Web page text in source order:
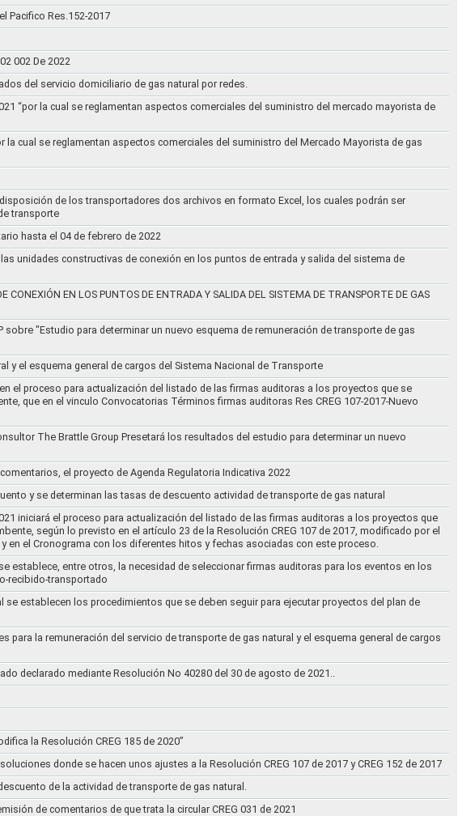
Pacifico Res.152-2017
002 De 2022
del servicio domiciliario de gas natural por redes.
“por la cual se reglamentan aspectos comerciales del suministro del mercado mayorista de
la cual se reglamentan aspectos comerciales del suministro del Mercado Mayorista de gas
de los transportadores dos archivos en formato Excel, los cuales podrán ser
transporte
hasta el 04 de febrero de 2022
unidades constructivas de conexión en los puntos de entrada y salida del sistema de
EN LOS PUNTOS DE ENTRADA Y SALIDA DEL SISTEMA DE TRANSPORTE DE GAS
sobre "Estudio para determinar un nuevo esquema de remuneración de transporte de gas
y el esquema general de cargos del Sistema Nacional de Transporte
el proceso para actualización del listado de las firmas auditoras a los proyectos que se
que en el vinculo Convocatorias Términos firmas auditoras Res CREG 107-2017-Nuevo
The Brattle Group Presetará los resultados del estudio para determinar un nuevo
el proyecto de Agenda Regulatoria Indicativa 2022
y se determinan las tasas de descuento actividad de transporte de gas natural
iniciará el proceso para actualización del listado de las firmas auditoras a los proyectos que
según lo previsto en el artículo 23 de la Resolución CREG 107 de 2017, modificado por el
en el Cronograma con los diferentes hitos y fechas asociadas con este proceso.
establece, entre otros, la necesidad de seleccionar firmas auditoras para los eventos en los
recibido-transportado
se establecen los procedimientos que se deben seguir para ejecutar proyectos del plan de
la remuneración del servicio de transporte de gas natural y el esquema general de cargos
declarado mediante Resolución No 40280 del 30 de agosto de 2021..
la Resolución CREG 185 de 2020”
donde se hacen unos ajustes a la Resolución CREG 107 de 2017 y CREG 152 de 2017
de la actividad de transporte de gas natural.
de comentarios de que trata la circular CREG 031 de 2021